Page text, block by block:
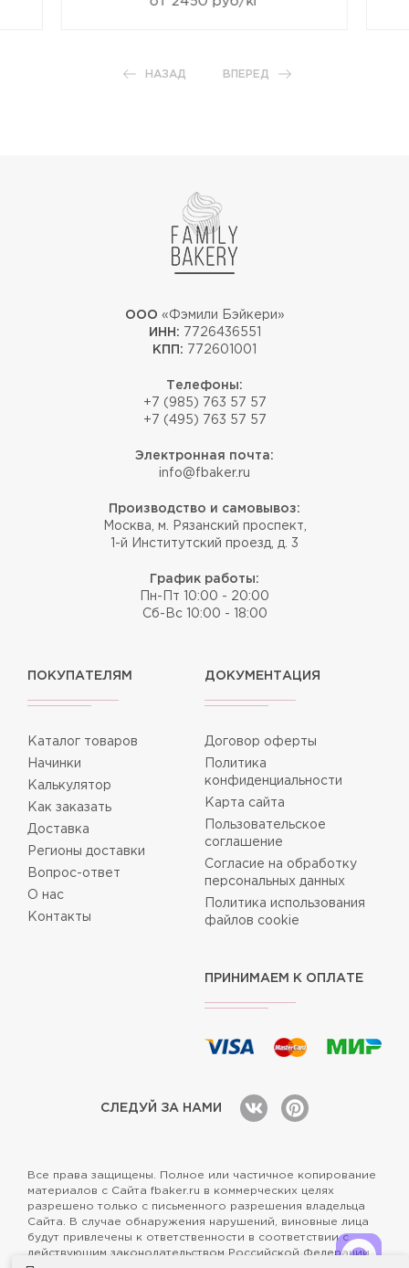
НАЗАД ВПЕРЕД
ООО «Фэмили Бэйкери»
ИНН: 7726436551
КПП: 772601001
Телефоны:
+7 (985) 763 57 57
+7 (495) 763 57 57
Электронная почта:
info@fbaker.ru
Производство и самовывоз:
Москва, м. Рязанский проспект,
1-й Институтский проезд, д. 3
График работы:
Пн-Пт 10:00 - 20:00
Сб-Вс 10:00 - 18:00
ПОКУПАТЕЛЯМ
Каталог товаров
Начинки
Калькулятор
Как заказать
Доставка
Регионы доставки
Вопрос-ответ
О нас
Контакты
ДОКУМЕНТАЦИЯ
Договор оферты
Политика
конфиденциальности
Карта сайта
Пользовательское
соглашение
Согласие на обработку
персональных данных
Политика использования
файлов cookie
ПРИНИМАЕМ К ОПЛАТЕ
СЛЕДУЙ ЗА НАМИ
Все права защищены. Полное или частичное копирование
материалов с Сайта fbaker.ru в коммерческих целях
разрешено только с письменного разрешения владельца
Сайта. В случае обнаружения нарушений, виновные лица
будут привлечены к ответственности в соответствии с
действующим законодательством Российской Федерации.